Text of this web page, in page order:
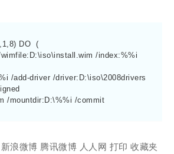
DO  (
/index:%%i
/add-driver /driver:D:\iso\2008drivers
/mountdir:D:\%%i /commit
新浪微博 腾讯微博 人人网 打印 收藏夹